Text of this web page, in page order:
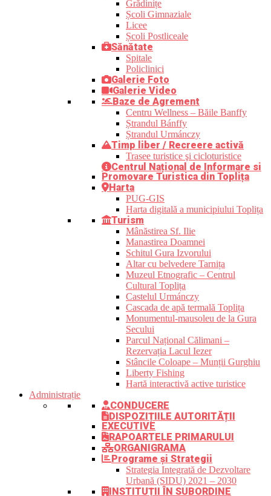
Grădinițe
Școli Gimnaziale
Licee
Școli Postliceale
Sănătate
Spitale
Policlinici
Galerie Foto
Galerie Video
Baze de Agrement
Centru Wellness – Băile Banffy
Ștrandul Bánffy
Ștrandul Urmánczy
Timp liber / Recreere activă
Trasee turistice şi cicloturistice
Centrul Național de Informare si
Promovare Turistica din Toplița
Harta
PUG-GIS
Harta digitală a municipiului Toplița
Turism
Mânăstirea Sf. Ilie
Manastirea Doamnei
Schitul Gura Izvorului
Altar cu belvedere Tarnița
Muzeul Etnografic – Centrul
Cultural Toplița
Castelul Urmánczy
Cascada de apă termală Toplița
Monumentul-mausoleu de la Gura
Secului
Parcul Național Călimani –
Rezervația Lacul Iezer
Stâncile Coloape – Munții Gurghiu
Liberty Fishing
Hartă interactivă active turistice
Administrație
CONDUCERE
DISPOZIȚIILE AUTORITĂȚII
EXECUTIVE
RAPOARTELE PRIMARULUI
ORGANIGRAMA
Programe și Strategii
Strategia Integrată de Dezvoltare
Urbană (SIDU) 2021 – 2030
INSTITUȚII ÎN SUBORDINE